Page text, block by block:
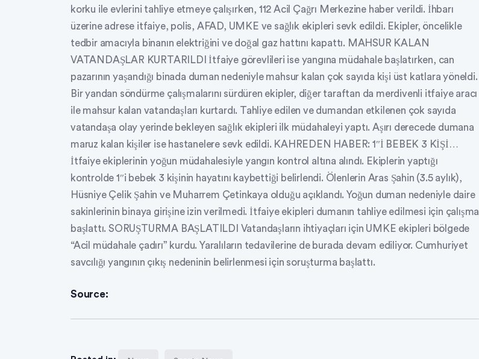
korku ile evlerini tahliye etmeye çalışırken, 112 Acil Çağrı Merkezine haber verildi. İhbarı
üzerine adrese itfaiye, polis, AFAD, UMKE ve sağlık ekipleri sevk edildi. Ekipler, öncelikle
tedbir amacıyla binanın elektriğini ve doğal gaz hattını kapattı. MAHSUR KALAN
VATANDAŞLAR KURTARILDI İtfaiye görevlileri ise yangına müdahale başlatırken, can
pazarının yaşandığı binada duman nedeniyle mahsur kalan çok sayıda kişi üst katlara yöneldi.
Bir yandan söndürme çalışmalarını sürdüren ekipler, diğer taraftan da merdivenli itfaiye aracı
ile mahsur kalan vatandaşları kurtardı. Tahliye edilen ve dumandan etkilenen çok sayıda
vatandaşa olay yerinde bekleyen sağlık ekipleri ilk müdahaleyi yaptı. Aşırı derecede dumana
maruz kalan kişiler ise hastanelere sevk edildi. KAHREDEN HABER: 1″İ BEBEK 3 KİŞİ…
İtfaiye ekiplerinin yoğun müdahalesiyle yangın kontrol altına alındı. Ekiplerin yaptığı
kontrolde 1″i bebek 3 kişinin hayatını kaybettiği belirlendi. Ölenlerin Aras Şahin (3.5 aylık),
Hüsniye Çelik Şahin ve Muharrem Çetinkaya olduğu açıklandı. Yoğun duman nedeniyle daire
sakinlerinin binaya girişine izin verilmedi. İtfaiye ekipleri dumanın tahliye edilmesi için çalışma
başlattı. SORUŞTURMA BAŞLATILDI Vatandaşların ihtiyaçları için UMKE ekipleri bölgede
“Acil müdahale çadırı” kurdu. Yaralıların tedavilerine de burada devam ediliyor. Cumhuriyet
savcılığı yangının çıkış nedeninin belirlenmesi için soruşturma başlattı.
Source: